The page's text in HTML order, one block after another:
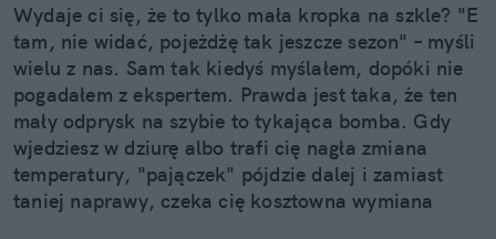
Wydaje ci się, że to tylko mała kropka na szkle? "E
tam, nie widać, pojeżdżę tak jeszcze sezon" – myśli
wielu z nas. Sam tak kiedyś myślałem, dopóki nie
pogadałem z ekspertem. Prawda jest taka, że ten
mały odprysk na szybie to tykająca bomba. Gdy
wjedziesz w dziurę albo trafi cię nagła zmiana
temperatury, "pajączek" pójdzie dalej i zamiast
taniej naprawy, czeka cię kosztowna wymiana